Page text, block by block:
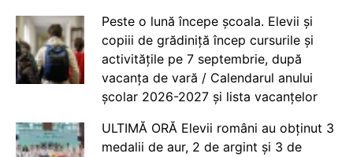
Peste o lună începe școala. Elevii și
copiii de grădiniță încep cursurile și
activitățile pe 7 septembrie, după
vacanța de vară / Calendarul anului
școlar 2026-2027 și lista vacanțelor
ULTIMĂ ORĂ Elevii români au obținut 3
medalii de aur, 2 de argint și 3 de